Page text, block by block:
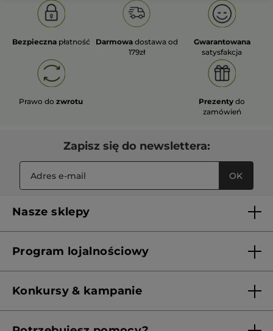
Bezpieczna płatność Darmowa dostawa od
179zł
Gwarantowana
satysfakcja
Prawo dozwrotu Prezenty do
zamówień
Zapisz się do newslettera:
OK
Nasze sklepy
Franczyza
Program lojalnościowy
Konkursy & kampanie